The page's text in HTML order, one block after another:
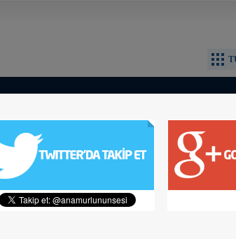
MİYSAD İftarı'nda
Foto